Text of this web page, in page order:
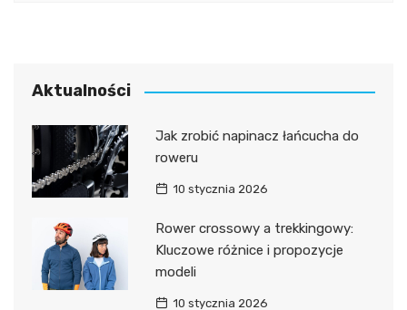
Aktualności
Jak zrobić napinacz łańcucha do
roweru
10 stycznia 2026
Rower crossowy a trekkingowy:
Kluczowe różnice i propozycje
modeli
10 stycznia 2026